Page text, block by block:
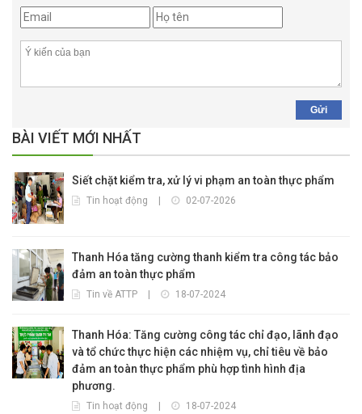
Gửi
BÀI VIẾT MỚI NHẤT
Siết chặt kiểm tra, xử lý vi phạm an toàn thực phẩm
Tin hoạt động 02-07-2026
Thanh Hóa tăng cường thanh kiểm tra công tác bảo
đảm an toàn thực phẩm
Tin về ATTP 18-07-2024
Thanh Hóa: Tăng cường công tác chỉ đạo, lãnh đạo
và tổ chức thực hiện các nhiệm vụ, chỉ tiêu về bảo
đảm an toàn thực phẩm phù hợp tình hình địa
phương.
Tin hoạt động 18-07-2024